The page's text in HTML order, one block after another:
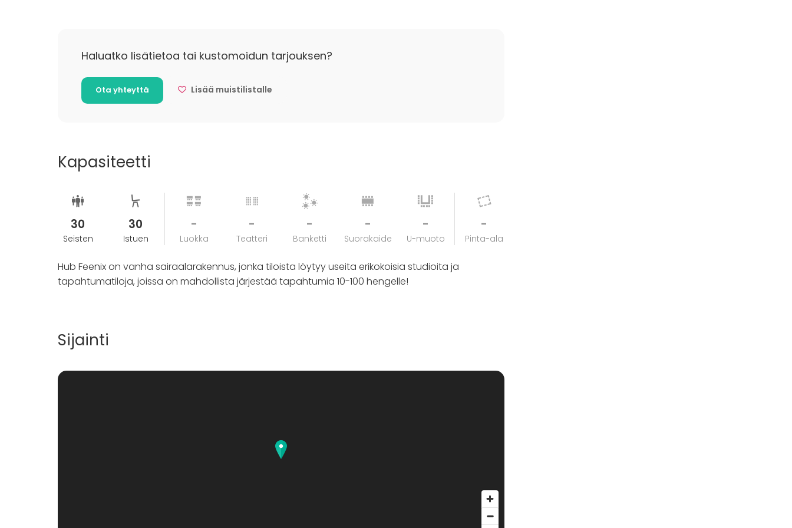
Haluatko lisätietoa tai kustomoidun tarjouksen?
Ota yhteyttä Lisää muistilistalle
Kapasiteetti
30
Seisten
30
Istuen
-
Luokka
-
Teatteri
-
Banketti
-
Suorakaide
-
U-muoto
-
Pinta-ala
Hub Feenix on vanha sairaalarakennus, jonka tiloista löytyy useita erikokoisia studioita ja
tapahtumatiloja, joissa on mahdollista järjestää tapahtumia 10-100 hengelle!
Sijainti